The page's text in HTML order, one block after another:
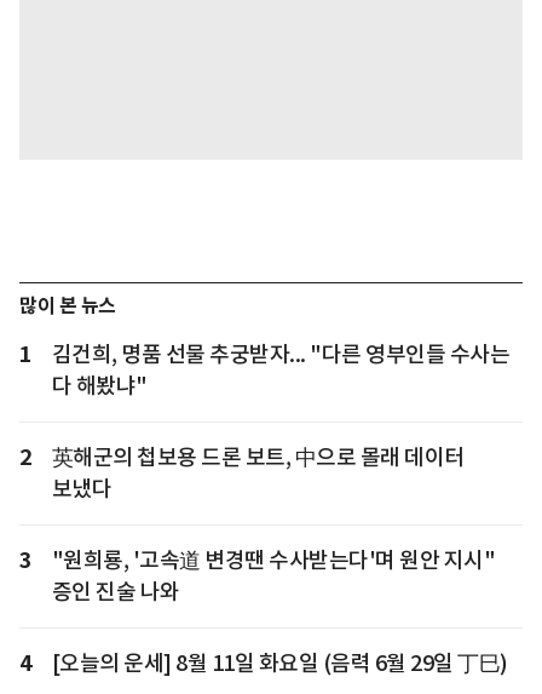
많이 본 뉴스
1
김건희, 명품 선물 추궁받자... "다른 영부인들 수사는
다 해봤냐"
2
英해군의 첩보용 드론 보트, 中으로 몰래 데이터
보냈다
3
"원희룡, '고속道 변경땐 수사받는다'며 원안 지시"
증인 진술 나와
4 [오늘의 운세] 8월 11일 화요일 (음력 6월 29일 丁巳)